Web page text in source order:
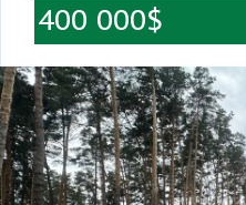
400 000$